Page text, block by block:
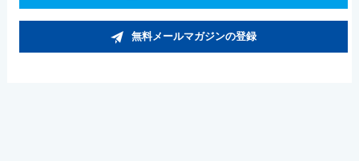
無料メールマガジンの登録